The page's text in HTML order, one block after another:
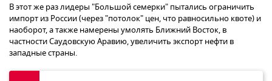
В этот же раз лидеры "Большой семерки" пытались ограничить
импорт из России (через "потолок" цен, что равносильно квоте) и
наоборот, а также намерены умолять Ближний Восток, в
частности Саудовскую Аравию, увеличить экспорт нефти в
западные страны.